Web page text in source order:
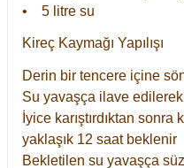
• 5 litre su
Kireç Kaymağı Yapılışı
Derin bir tencere içine
Su yavaşça ilave edilerek
İyice karıştırdıktan
yaklaşık 12 saat beklenir
Bekletilen su yavaşça